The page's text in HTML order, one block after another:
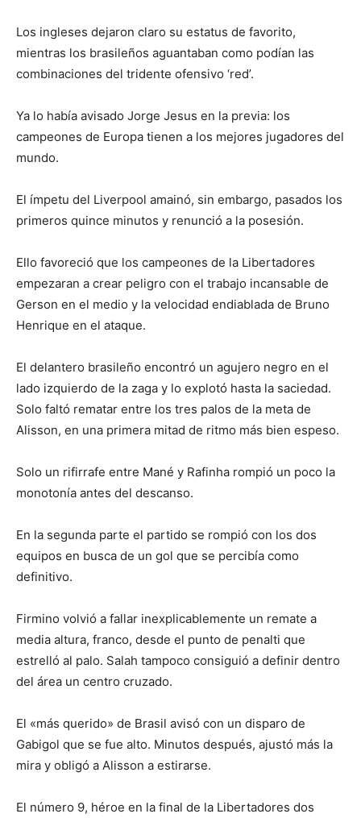
Los ingleses dejaron claro su estatus de favorito,
mientras los brasileños aguantaban como podían las
combinaciones del tridente ofensivo ‘red’.
Ya lo había avisado Jorge Jesus en la previa: los
campeones de Europa tienen a los mejores jugadores del
mundo.
El ímpetu del Liverpool amainó, sin embargo, pasados los
primeros quince minutos y renunció a la posesión.
Ello favoreció que los campeones de la Libertadores
empezaran a crear peligro con el trabajo incansable de
Gerson en el medio y la velocidad endiablada de Bruno
Henrique en el ataque.
El delantero brasileño encontró un agujero negro en el
lado izquierdo de la zaga y lo explotó hasta la saciedad.
Solo faltó rematar entre los tres palos de la meta de
Alisson, en una primera mitad de ritmo más bien espeso.
Solo un rifirrafe entre Mané y Rafinha rompió un poco la
monotonía antes del descanso.
En la segunda parte el partido se rompió con los dos
equipos en busca de un gol que se percibía como
definitivo.
Firmino volvió a fallar inexplicablemente un remate a
media altura, franco, desde el punto de penalti que
estrelló al palo. Salah tampoco consiguió a definir dentro
del área un centro cruzado.
El «más querido» de Brasil avisó con un disparo de
Gabigol que se fue alto. Minutos después, ajustó más la
mira y obligó a Alisson a estirarse.
El número 9, héroe en la final de la Libertadores dos